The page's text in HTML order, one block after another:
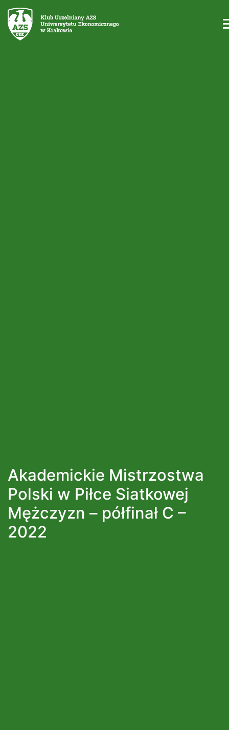
Akademickie Mistrzostwa
Polski w Piłce Siatkowej
Mężczyzn – półfinał C –
2022